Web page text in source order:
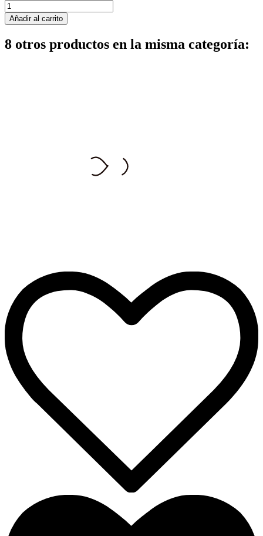
Añadir al carrito
8 otros productos en la misma categoría: